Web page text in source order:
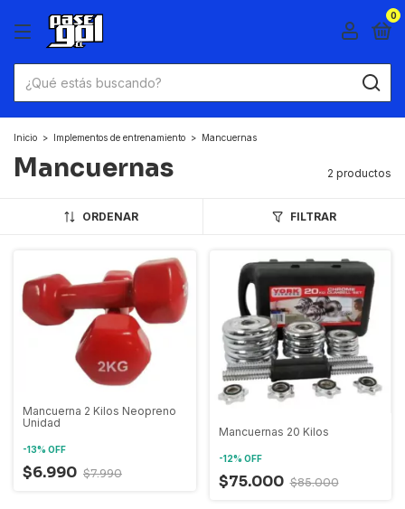
0
Inicio > Implementos de entrenamiento > Mancuernas
Mancuernas 2 productos
ORDENAR FILTRAR
Mancuerna 2 Kilos Neopreno
Unidad
-13% OFF
$6.990 $7.990
Mancuernas 20 Kilos
-12% OFF
$75.000 $85.000